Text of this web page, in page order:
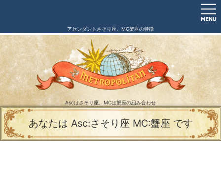
アセンダントさそり座、MC蟹座の特徴
Ascはさそり座、MCは蟹座の組み合わせ
あなたは Asc:さそり座 MC:蟹座 です